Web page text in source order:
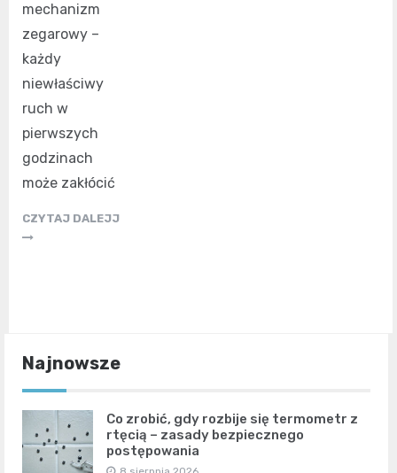
mechanizm
zegarowy –
każdy
niewłaściwy
ruch w
pierwszych
godzinach
może zakłócić
CZYTAJ DALEJJ
Najnowsze
Co zrobić, gdy rozbije się termometr z
rtęcią – zasady bezpiecznego
postępowania